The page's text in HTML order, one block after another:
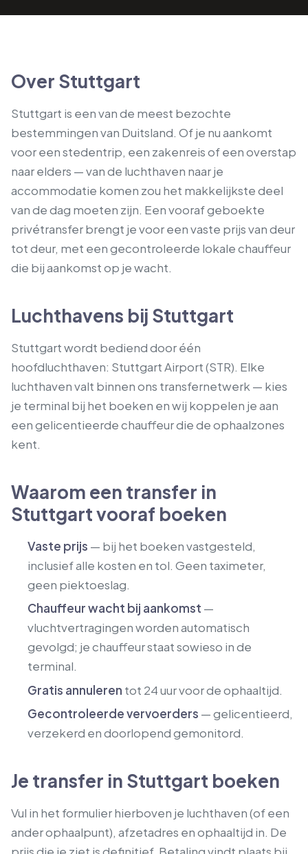
Over Stuttgart
Stuttgart is een van de meest bezochte
bestemmingen van Duitsland. Of je nu aankomt
voor een stedentrip, een zakenreis of een overstap
naar elders — van de luchthaven naar je
accommodatie komen zou het makkelijkste deel
van de dag moeten zijn. Een vooraf geboekte
privétransfer brengt je voor een vaste prijs van deur
tot deur, met een gecontroleerde lokale chauffeur
die bij aankomst op je wacht.
Luchthavens bij Stuttgart
Stuttgart wordt bediend door één
hoofdluchthaven: Stuttgart Airport (STR). Elke
luchthaven valt binnen ons transfernetwerk — kies
je terminal bij het boeken en wij koppelen je aan
een gelicentieerde chauffeur die de ophaalzones
kent.
Waarom een transfer in
Stuttgart vooraf boeken
Vaste prijs — bij het boeken vastgesteld,
inclusief alle kosten en tol. Geen taximeter,
geen piektoeslag.
Chauffeur wacht bij aankomst —
vluchtvertragingen worden automatisch
gevolgd; je chauffeur staat sowieso in de
terminal.
Gratis annuleren tot 24 uur voor de ophaaltijd.
Gecontroleerde vervoerders — gelicentieerd,
verzekerd en doorlopend gemonitord.
Je transfer in Stuttgart boeken
Vul in het formulier hierboven je luchthaven (of een
ander ophaalpunt), afzetadres en ophaaltijd in. De